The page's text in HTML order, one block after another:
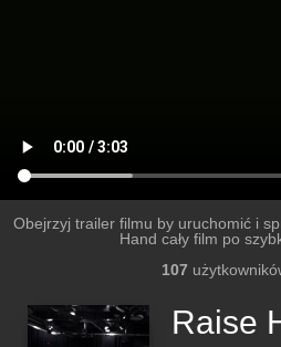
Obejrzyj trailer filmu by uruchomić i
Hand cały film po
107
Raise